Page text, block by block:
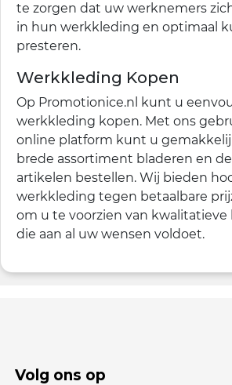
te zorgen dat uw werknemers
in hun werkkleding en optimaal
presteren.
Werkkleding Kopen
Op Promotionice.nl kunt u
werkkleding kopen. Met ons
online platform kunt u
brede assortiment bladeren en
artikelen bestellen. Wij bieden
werkkleding tegen betaalbare
om u te voorzien van
die aan al uw wensen voldoet.
Volg ons op